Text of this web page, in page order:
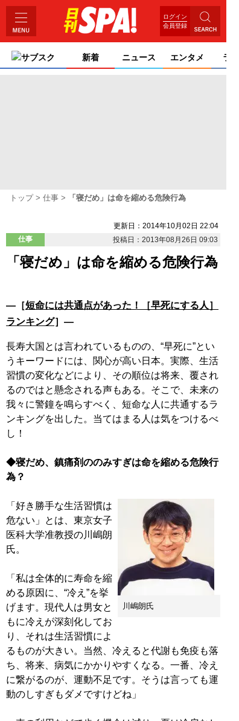
ログイン
会員登録
サブスク 新着 ニュース エンタメ ライ
トップ 仕事 「寝だめ」は命を縮める危険行為
更新日：2014年10月02日 22:04
仕事
投稿日：2013年08月26日 09:03
「寝だめ」は命を縮める危険行為
―［短命には共通点があった！［早死にする人］
ランキング］―
長寿大国とは言われているものの、“早死に”とい
うキーワードには、関心が高い日本。実際、生活
習慣の変化などにより、その順位は将来、覆され
るのではと懸念される声もある。そこで、未来の
我々に警鐘を鳴らすべく、短命な人に共通するラ
ンキングを出した。当てはまる人は気をつけるべ
し！
◆寝だめ、鎮痛剤ののみすぎは命を縮める危険行
為？
川嶋朗氏
「好き勝手な生活習慣は
危ない」とは、東京女子
医科大学准教授の川嶋朗
氏。
「私は全体的に寿命を縮
める原因に、“冷え”を挙
げます。現代人は男女と
もに冷えが深刻化してお
り、それは生活習慣によ
るものが大きい。当然、冷えると代謝も免疫も落
ち、将来、病気にかかりやすくなる。一番、冷え
に繋がるのが、運動不足です。そうは言っても運
動のしすぎもダメですけどね」